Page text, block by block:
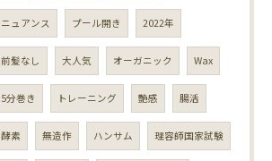
ニュアンス プール開き 2022年
前髪なし 大人気 オーガニック Wax
5分巻き トレーニング 艶感 腸活
酵素 無造作 ハンサム 理容師国家試験